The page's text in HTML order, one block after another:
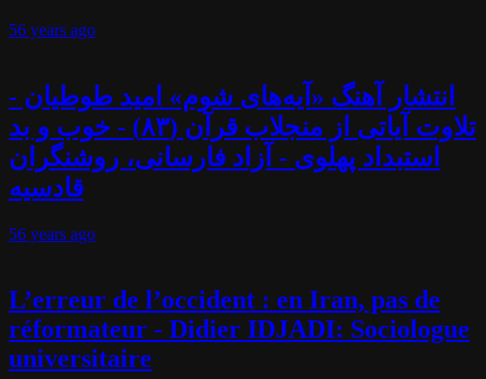
56 years ago
انتشار آهنگ «آیه‌های شوم» امید طوطیان -
تلاوت آیاتی از منجلاب قرآن (۸۳) - خوب و بد
استبداد پهلوی - آزاد فارسانی، روشنگران
قادسیه
56 years ago
L’erreur de l’occident : en Iran, pas de
réformateur - Didier IDJADI: Sociologue
universitaire